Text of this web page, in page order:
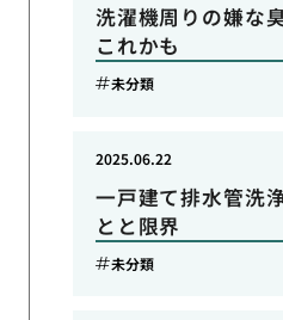
洗濯機周りの嫌な
これかも
未分類
一戸建て排水管洗
とと限界
2025.06.22
未分類